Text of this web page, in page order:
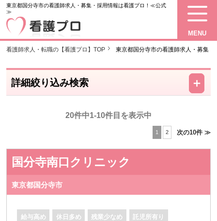
東京都国分寺市の看護師求人・募集・採用情報は看護プロ！≪公式
≫
MENU
看護師求人・転職の【看護プロ】TOP 東京都国分寺市の看護師求人・募集
詳細絞り込み検索 －
＋
20件中1-10件目を表示中
1 2 次の10件 ≫
国分寺南口クリニック
東京都国分寺市
給与高め 休日多め 残業少なめ 託児所有り